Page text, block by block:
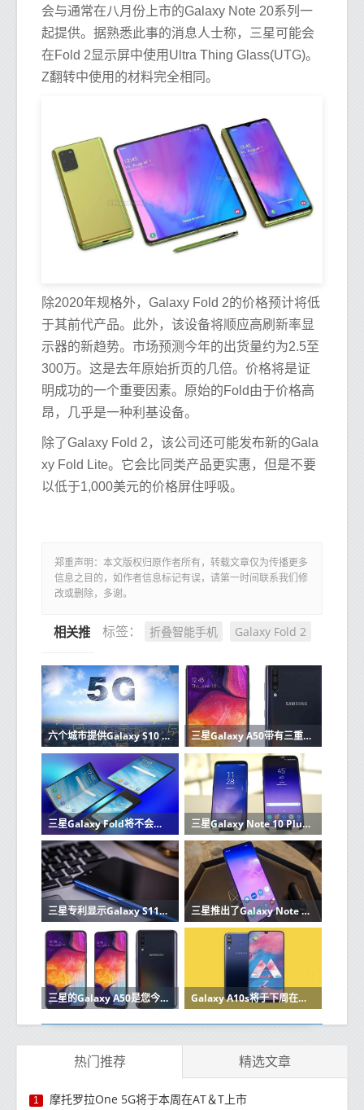
会与通常在八月份上市的Galaxy Note 20系列一
起提供。据熟悉此事的消息人士称，三星可能会
在Fold 2显示屏中使用Ultra Thing Glass(UTG)。
Z翻转中使用的材料完全相同。
除2020年规格外，Galaxy Fold 2的价格预计将低
于其前代产品。此外，该设备将顺应高刷新率显
示器的新趋势。市场预测今年的出货量约为2.5至
300万。这是去年原始折页的几倍。价格将是证
明成功的一个重要因素。原始的Fold由于价格高
昂，几乎是一种利基设备。
除了Galaxy Fold 2，该公司还可能发布新的Gala
xy Fold Lite。它会比同类产品更实惠，但是不要
以低于1,000美元的价格屏住呼吸。
郑重声明：本文版权归原作者所有，转载文章仅为传播更多
信息之目的，如作者信息标记有误，请第一时间联系我们修
改或删除，多谢。
标签： 折叠智能手机 Galaxy Fold 2
相关推荐
六个城市提供Galaxy S10 5G服务 三星Galaxy A50带有三重后置摄像头设置4000mAh电池
三星Galaxy Fold将不会在印度生产 三星Galaxy Note 10 Plus实时照片泄露
三星专利显示Galaxy S11大屏幕 三星推出了Galaxy Note 10和Galaxy Note 10+将足够好和很棒划分界限
三星的Galaxy A50是您今天可以买到的最好的中档智能手机之一 Galaxy A10s将于下周在印度推出7990卢比
热门推荐 精选文章
1 摩托罗拉One 5G将于本周在AT＆T上市